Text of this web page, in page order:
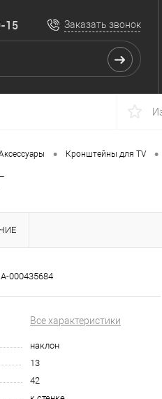
15 Заказать звонок
• Кронштейны для TV •
А-000435684
Все характеристики
наклон
13
42